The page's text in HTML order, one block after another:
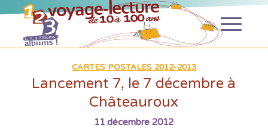
CARTES POSTALES 2012-2013
Lancement 7, le 7 décembre à
Châteauroux
11 décembre 2012